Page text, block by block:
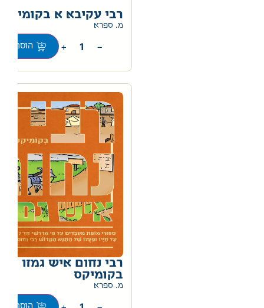
רבי עקיבא א בקומיקס
מ. ספרא
−
+ הוספה
רבי נחום איש גמזו
בקומיקס
מ. ספרא